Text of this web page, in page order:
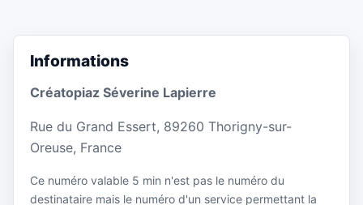
Informations
Créatopiaz Séverine Lapierre
Rue du Grand Essert, 89260 Thorigny-sur-
Oreuse, France
Ce numéro valable 5 min n'est pas le numéro du
destinataire mais le numéro d'un service permettant la